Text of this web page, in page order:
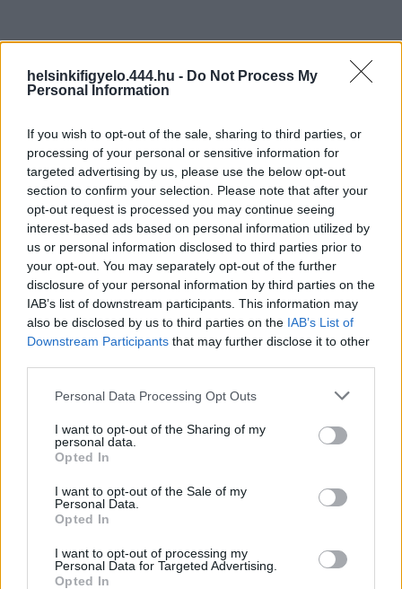
helsinkifigyelo.444.hu - Do Not Process My
Personal Information
If you wish to opt-out of the sale, sharing to third parties, or
processing of your personal or sensitive information for
targeted advertising by us, please use the below opt-out
section to confirm your selection. Please note that after your
opt-out request is processed you may continue seeing
interest-based ads based on personal information utilized by
us or personal information disclosed to third parties prior to
your opt-out. You may separately opt-out of the further
disclosure of your personal information by third parties on the
IAB’s list of downstream participants. This information may
also be disclosed by us to third parties on the IAB’s List of
Downstream Participants that may further disclose it to other
Personal Data Processing Opt Outs
I want to opt-out of the Sharing of my
personal data.
Opted In
I want to opt-out of the Sale of my
Personal Data.
Opted In
I want to opt-out of processing my
Personal Data for Targeted Advertising.
Opted In